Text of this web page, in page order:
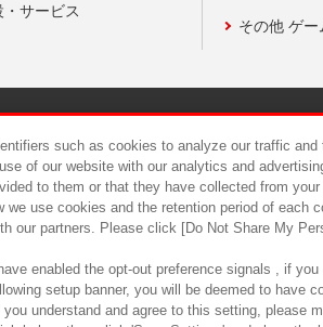
サービス
その他 ゲー
食品のご提供につ
such as cookies to analyze our traffic
of our website with our analytics and
to them or that they have collected from
we use cookies and the retention period of each
our partners. Please click [Do Not Share My
enabled the opt-out preference signals , if
setup banner, you will be deemed to have
understand and agree to this setting, please